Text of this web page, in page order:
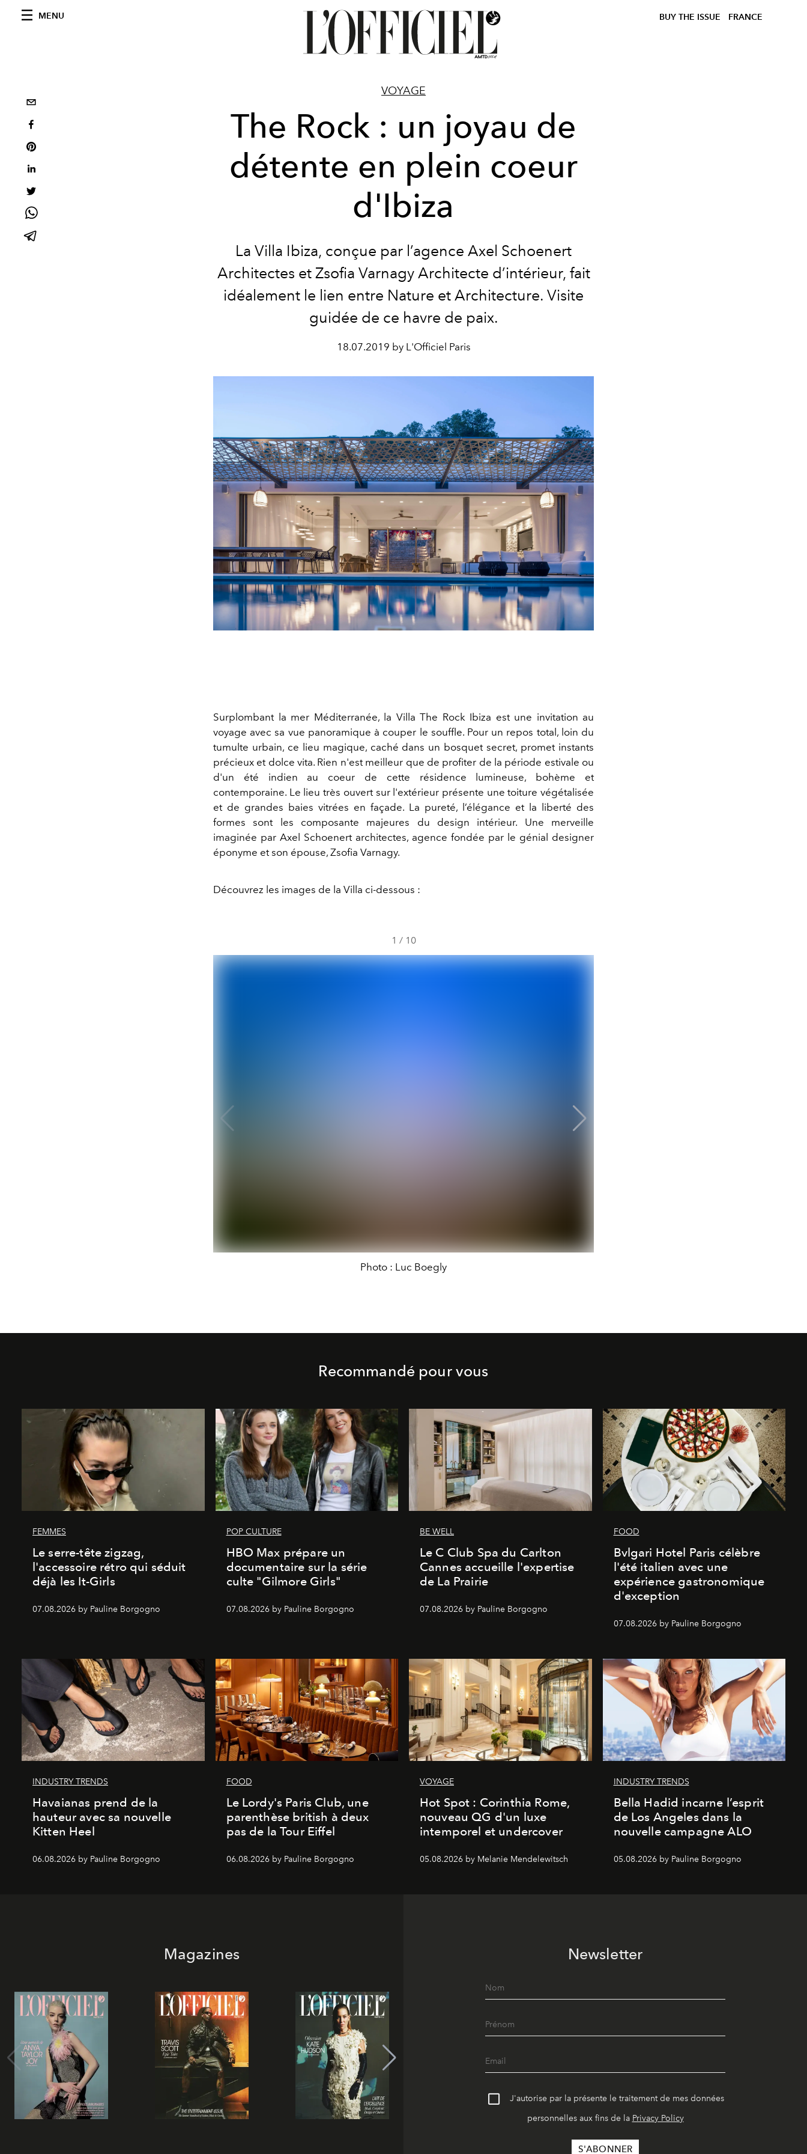
MENU BUY THE ISSUE FRANCE
VOYAGE
The Rock : un joyau de
détente en plein coeur
d'Ibiza
La Villa Ibiza, conçue par l’agence Axel Schoenert
Architectes et Zsofia Varnagy Architecte d’intérieur, fait
idéalement le lien entre Nature et Architecture. Visite
guidée de ce havre de paix.
18.07.2019 by L'Officiel Paris
Surplombant la mer Méditerranée, la Villa The Rock Ibiza est une invitation au
voyage avec sa vue panoramique à couper le souffle. Pour un repos total, loin du
tumulte urbain, ce lieu magique, caché dans un bosquet secret, promet instants
précieux et dolce vita. Rien n'est meilleur que de profiter de la période estivale ou
d'un été indien au coeur de cette résidence lumineuse, bohème et
contemporaine. Le lieu très ouvert sur l'extérieur présente une toiture végétalisée
et de grandes baies vitrées en façade. La pureté, l’élégance et la liberté des
formes sont les composante majeures du design intérieur. Une merveille
imaginée par Axel Schoenert architectes, agence fondée par le génial designer
éponyme et son épouse, Zsofia Varnagy.
Découvrez les images de la Villa ci-dessous :
1 / 10
Photo : Luc Boegly
Recommandé pour vous
FEMMES
Le serre-tête zigzag,
l'accessoire rétro qui séduit
déjà les It-Girls
07.08.2026 by Pauline Borgogno
POP CULTURE
HBO Max prépare un
documentaire sur la série
culte "Gilmore Girls"
07.08.2026 by Pauline Borgogno
BE WELL
Le C Club Spa du Carlton
Cannes accueille l'expertise
de La Prairie
07.08.2026 by Pauline Borgogno
FOOD
Bvlgari Hotel Paris célèbre
l'été italien avec une
expérience gastronomique
d'exception
07.08.2026 by Pauline Borgogno
INDUSTRY TRENDS
Havaianas prend de la
hauteur avec sa nouvelle
Kitten Heel
06.08.2026 by Pauline Borgogno
FOOD
Le Lordy's Paris Club, une
parenthèse british à deux
pas de la Tour Eiffel
06.08.2026 by Pauline Borgogno
VOYAGE
Hot Spot : Corinthia Rome,
nouveau QG d'un luxe
intemporel et undercover
05.08.2026 by Melanie Mendelewitsch
INDUSTRY TRENDS
Bella Hadid incarne l’esprit
de Los Angeles dans la
nouvelle campagne ALO
05.08.2026 by Pauline Borgogno
Magazines Newsletter
J'autorise par la présente le traitement de mes données
personnelles aux fins de la Privacy Policy